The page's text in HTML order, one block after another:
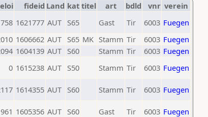
eloi fideid Land kat titel art bdld vnr verein
1621777 AUT S65 Gast Tir 6003 Fuegen
1606662 AUT S65 MK Stamm Tir 6003 Fuegen
1604139 AUT S60 Stamm Tir 6003 Fuegen
0 1615238 AUT S50 Stamm Tir 6003 Fuegen
1614355 AUT S60 Stamm Tir 6003 Fuegen
1605356 AUT S60 Gast Tir 6003 Fuegen